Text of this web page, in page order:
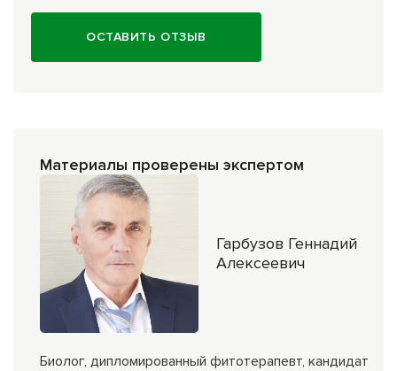
ОСТАВИТЬ ОТЗЫВ
Материалы проверены экспертом
Биолог, дипломированный фитотерапевт, кандидат
Гарбузов Геннадий
Алексеевич